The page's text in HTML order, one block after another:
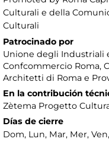
Culturali e della
Culturali
Patrocinado por
Unione degli Industriali
Confcommercio Roma,
Architetti di Roma e
En la contribución
Zètema Progetto
Días de cierre
Dom, Lun, Mar, Mer,